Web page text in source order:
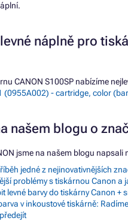
náplně pro
CANON S100SP nabízíme
(0955A002) - cartridge, color
našem blogu o
jsme na našem blogu napsali
jedné z nejinovativnějších
problémy s tiskárnou Canon a
levné barvy do tiskárny Canon +
v inkoustové tiskárně: